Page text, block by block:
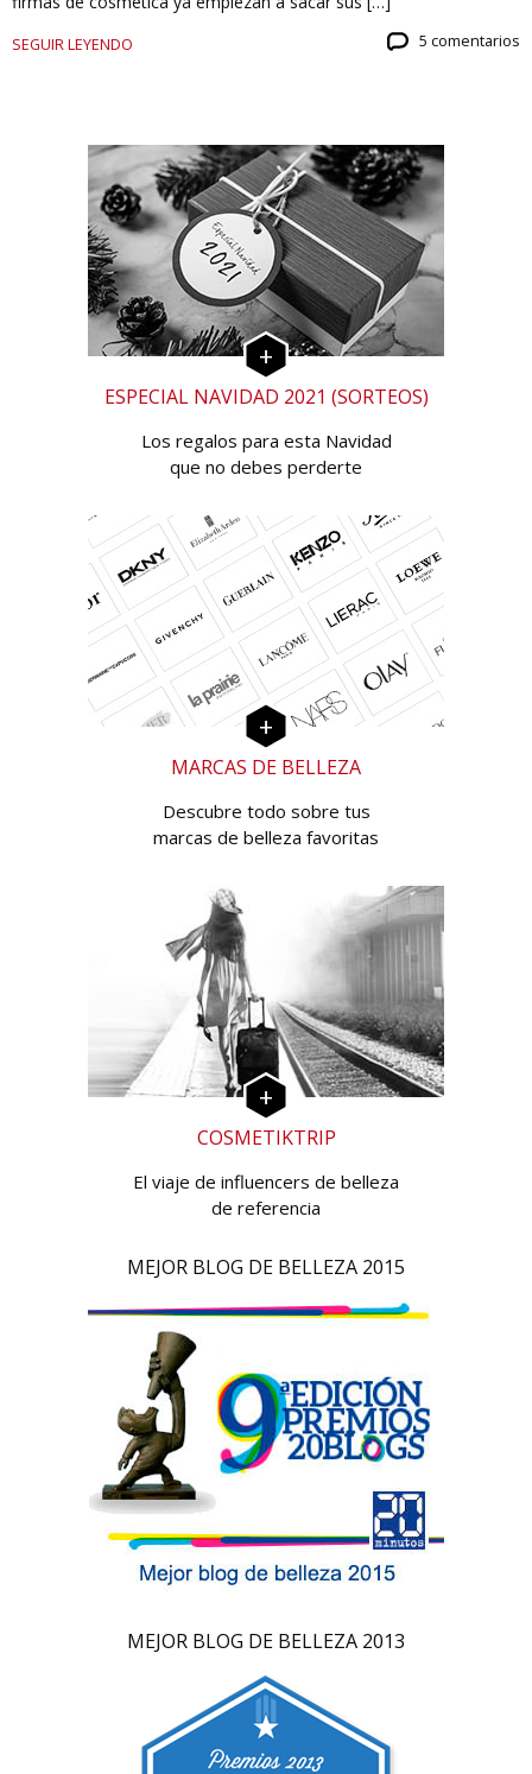
SEGUIR LEYENDO 5 comentarios
ESPECIAL NAVIDAD 2021 (SORTEOS)
Los regalos para esta Navidad
que no debes perderte
MARCAS DE BELLEZA
Descubre todo sobre tus
marcas de belleza favoritas
COSMETIKTRIP
El viaje de influencers de belleza
de referencia
MEJOR BLOG DE BELLEZA 2015
MEJOR BLOG DE BELLEZA 2013